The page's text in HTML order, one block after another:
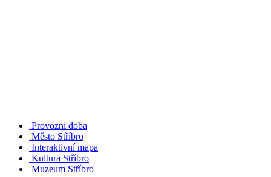
Provozní doba
Město Stříbro
Interaktivní mapa
Kultura Stříbro
Muzeum Stříbro